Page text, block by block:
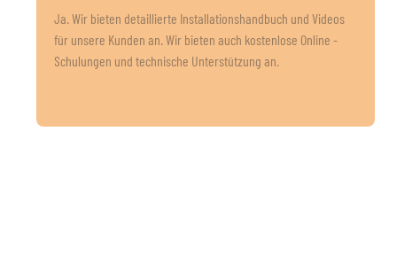
Ja. Wir bieten detaillierte Installationshandbuch und Videos
für unsere Kunden an. Wir bieten auch kostenlose Online -
Schulungen und technische Unterstützung an.